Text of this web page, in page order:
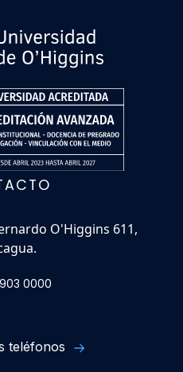
O'Higgins 611,
0000
teléfonos